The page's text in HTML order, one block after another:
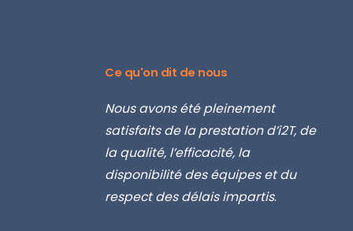
Ce qu'on dit de nous
Nous avons été pleinement
satisfaits de la prestation d’i2T, de
la qualité, l’efficacité, la
disponibilité des équipes et du
respect des délais impartis.